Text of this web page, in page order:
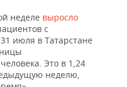
неделе выросло
с
июля в Татарстане
Это в 1,24
неделю,